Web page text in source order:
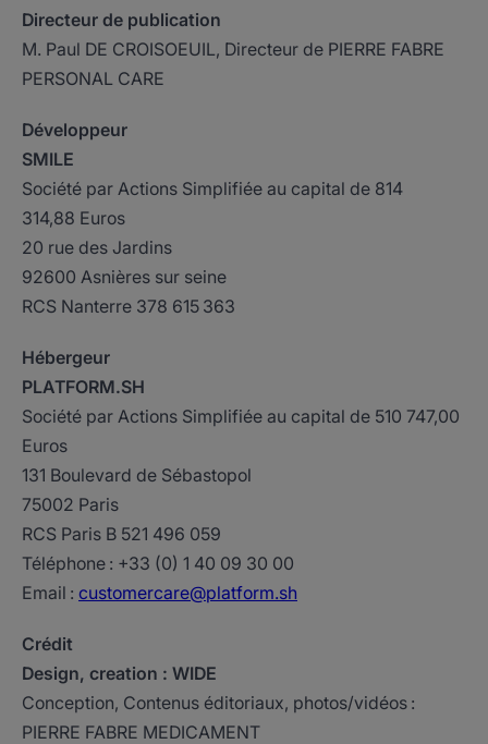
Directeur de publication
M. Paul DE CROISOEUIL, Directeur de PIERRE FABRE
PERSONAL CARE
Développeur
SMILE
Société par Actions Simplifiée au capital de 814
314,88 Euros
20 rue des Jardins
92600 Asnières sur seine
RCS Nanterre 378 615 363
Hébergeur
PLATFORM.SH
Société par Actions Simplifiée au capital de 510 747,00
Euros
131 Boulevard de Sébastopol
75002 Paris
RCS Paris B 521 496 059
Téléphone : +33 (0) 1 40 09 30 00
Email : customercare@platform.sh
Crédit
Design, creation : WIDE
Conception, Contenus éditoriaux, photos/vidéos :
PIERRE FABRE MEDICAMENT